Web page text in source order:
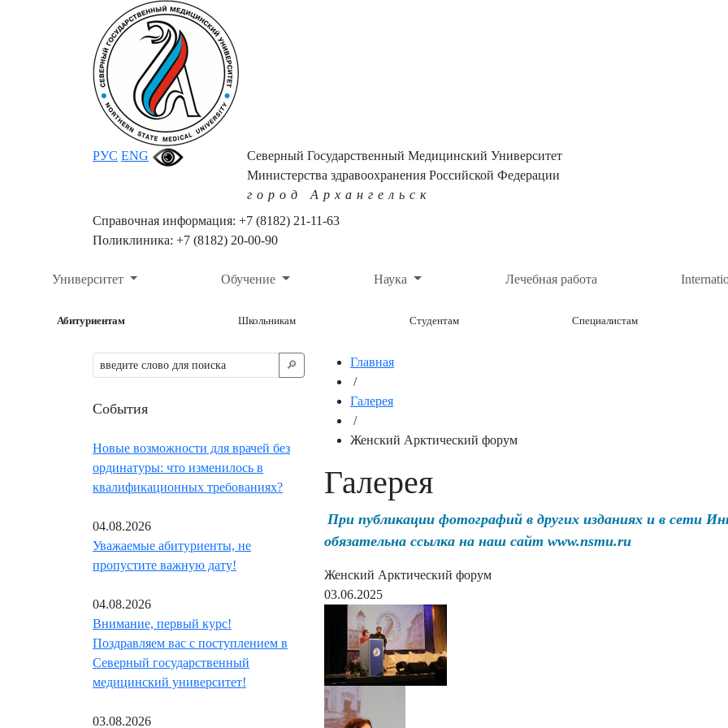
РУС ENG
Северный Государственный Медицинский Университет
Министерства здравоохранения Российской Федерации
город Архангельск
Справочная информация: +7 (8182) 21-11-63
Поликлиника: +7 (8182) 20-00-90
Университет Обучение Наука Лечебная работа
Абитуриентам Школьникам Студентам Специалистам
🔎︎
События
Новые возможности для врачей без
ординатуры: что изменилось в
квалификационных требованиях?
04.08.2026
Уважаемые абитуриенты, не
пропустите важную дату!
04.08.2026
Внимание, первый курс!
Поздравляем вас с поступлением в
Северный государственный
медицинский университет!
03.08.2026
Главная
/
Галерея
/
Женский Арктический форум
Галерея
При публикации фотографий в других изданиях и в сети
обязательна ссылка на наш сайт www.nsmu.ru
Женский Арктический форум
03.06.2025